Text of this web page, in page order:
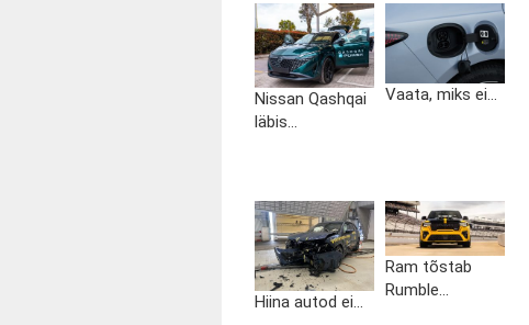
Nissan Qashqai
läbis...
Vaata, miks ei...
Hiina autod ei...
Ram tõstab
Rumble...